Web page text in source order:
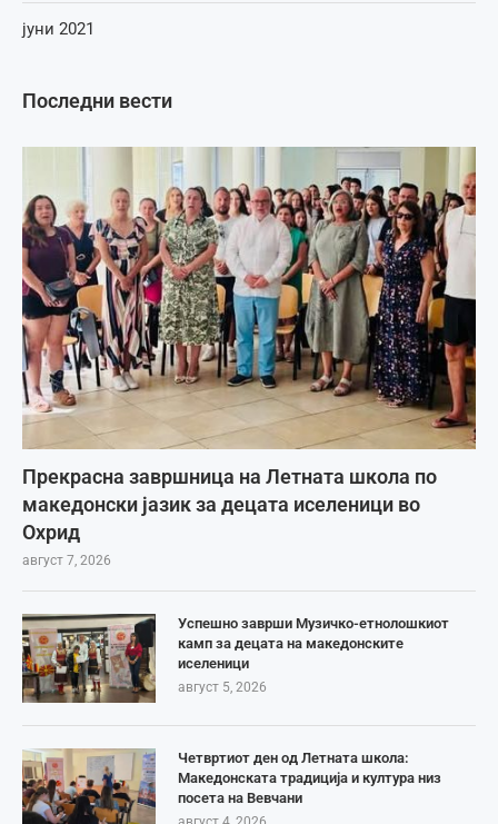
Последни вести
Прекрасна завршница на Летната школа по
македонски јазик за децата иселеници во
Охрид
август 7, 2026
Успешно заврши Музичко-етнолошкиот
камп за децата на македонските
иселеници
август 5, 2026
Четвртиот ден од Летната школа:
Македонската традиција и култура низ
посета на Вевчани
јуни 2021